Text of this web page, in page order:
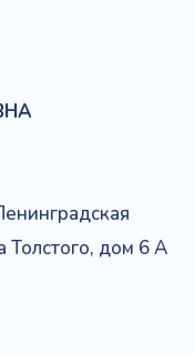
Толстого, дом 6 А